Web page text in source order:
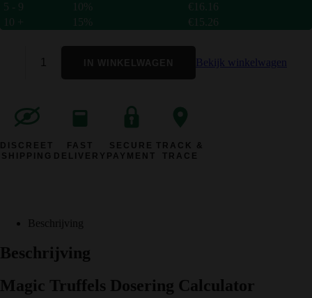
5 - 9
10% € 16.16
10 +
15% € 15.26
Bekijk winkelwagen
DISCREET
SHIPPING
FAST
DELIVERY
SECURE
PAYMENT
TRACK &
TRACE
Beschrijving
Beschrijving
Magic Truffels Dosering Calculator